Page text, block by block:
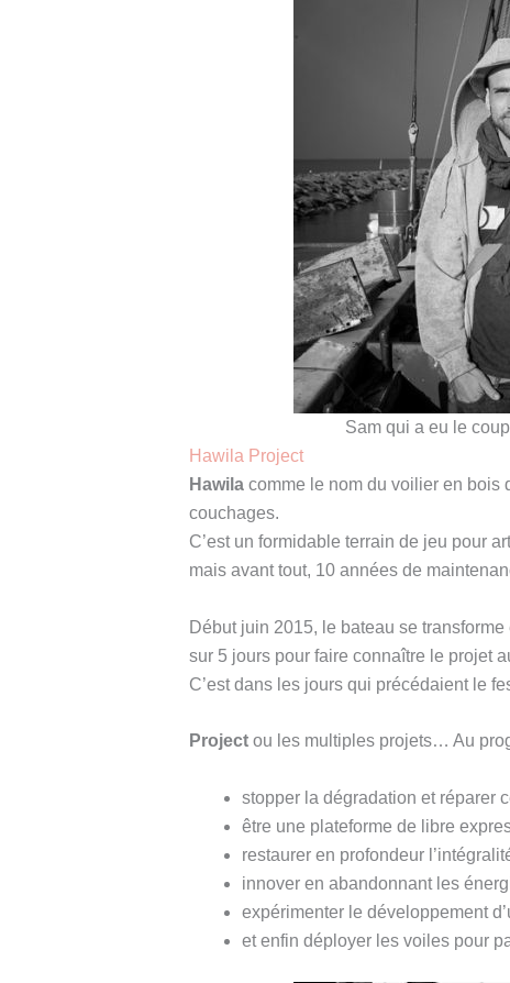
Sam qui a eu le
Hawila Project
Hawila comme le nom du voilier en bois
couchages.
C’est un formidable terrain de jeu pour
mais avant tout, 10 années de
Début juin 2015, le bateau se
sur 5 jours pour faire connaître le projet
C’est dans les jours qui précédaient le
Project ou les multiples projets… Au
stopper la dégradation et réparer
être une plateforme de libre
restaurer en profondeur
innover en abandonnant les
expérimenter le développement
et enfin déployer les voiles pour